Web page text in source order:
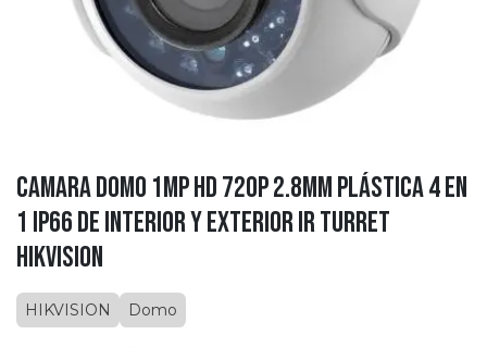
Camara Domo 1MP HD 720P 2.8MM Plástica 4 en
1 IP66 de Interior y Exterior IR Turret
HIKVISION
HIKVISION Domo